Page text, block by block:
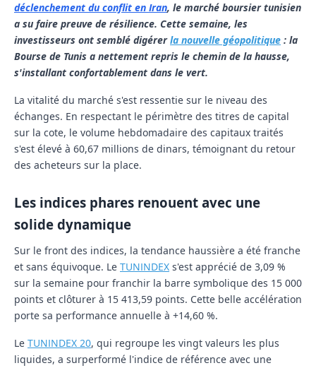
déclenchement du conflit en Iran, le marché boursier tunisien
a su faire preuve de résilience. Cette semaine, les
investisseurs ont semblé digérerla nouvelle géopolitique : la
Bourse de Tunis a nettement repris le chemin de la hausse,
s'installant confortablement dans le vert.
La vitalité du marché s'est ressentie sur le niveau des
échanges. En respectant le périmètre des titres de capital
sur la cote, le volume hebdomadaire des capitaux traités
s'est élevé à 60,67 millions de dinars, témoignant du retour
des acheteurs sur la place.
Les indices phares renouent avec une
solide dynamique
Sur le front des indices, la tendance haussière a été franche
et sans équivoque. Le TUNINDEX s'est apprécié de 3,09 %
sur la semaine pour franchir la barre symbolique des 15 000
points et clôturer à 15 413,59 points. Cette belle accélération
porte sa performance annuelle à +14,60 %.
Le TUNINDEX 20, qui regroupe les vingt valeurs les plus
liquides, a surperformé l'indice de référence avec une